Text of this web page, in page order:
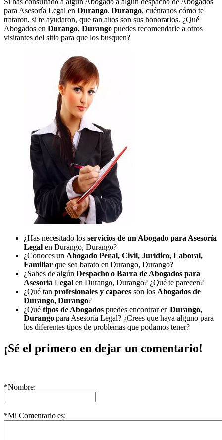
para Asesoría Legal en Durango, Durango, cuéntanos cómo te
trataron, si te ayudaron, que tan altos son sus honorarios. ¿Qué
Abogados en Durango, Durango puedes recomendarle a otros
visitantes del sitio para que los busquen?
¿Has necesitado los servicios de un Abogado para Asesoría
Legal en Durango, Durango?
¿Conoces un Abogado Penal, Civil, Jurídico, Laboral,
Familiar que sea barato en Durango, Durango?
¿Sabes de algún Despacho o Barra de Abogados para
Asesoría Legal en Durango, Durango? ¿Qué te parecen?
¿Qué tan profesionales y capaces son los Abogados de
Durango, Durango?
¿Qué tipos de Abogados puedes encontrar en Durango,
Durango para Asesoría Legal? ¿Crees que haya alguno para
los diferentes tipos de problemas que podamos tener?
¡Sé el primero en dejar un comentario!
*Nombre:
*Mi Comentario es: